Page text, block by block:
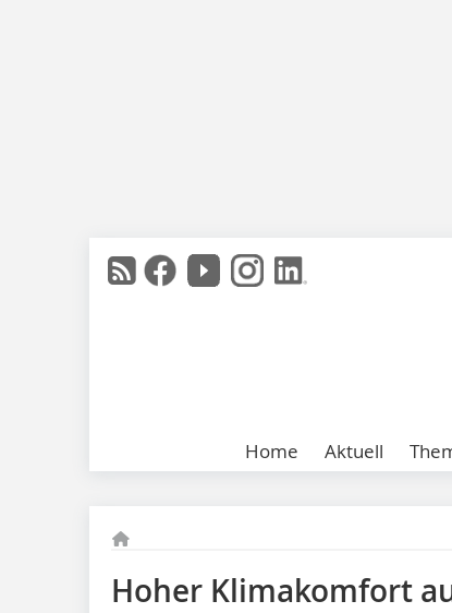
Home Aktuell
Hoher Klimakomfort